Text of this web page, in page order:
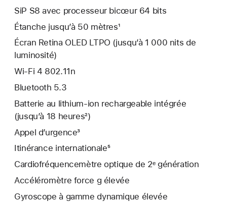
SiP S8 avec processeur bicœur 64 bits
Étanche jusqu’à 50 mètres¹
Écran Retina OLED LTPO (jusqu’à 1 000 nits de
luminosité)
Wi-Fi 4 802.11n
Bluetooth 5.3
Batterie au lithium‑ion rechargeable intégrée
(jusqu’à 18 heures²)
Appel d’urgence³
Itinérance internationale⁵
Cardio­fréquence­mètre optique de 2ᵉ génération
Accéléromètre force g élevée
Gyroscope à gamme dynamique élevée